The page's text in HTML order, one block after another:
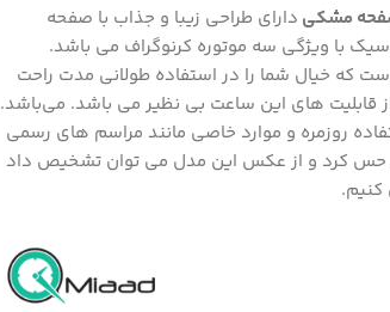
دارای طراحی زیبا و جذاب با صفحه
با ویژگی سه موتوره کرنوگراف می باشد.
که خیال شما را در استفاده طولانی مدت راحت
های این ساعت بی نظیر می باشد. می‌باشد.
روزمره و موارد خاصی مانند مراسم های رسمی
حس کرد و از عکس این مدل می توان تشخیص داد